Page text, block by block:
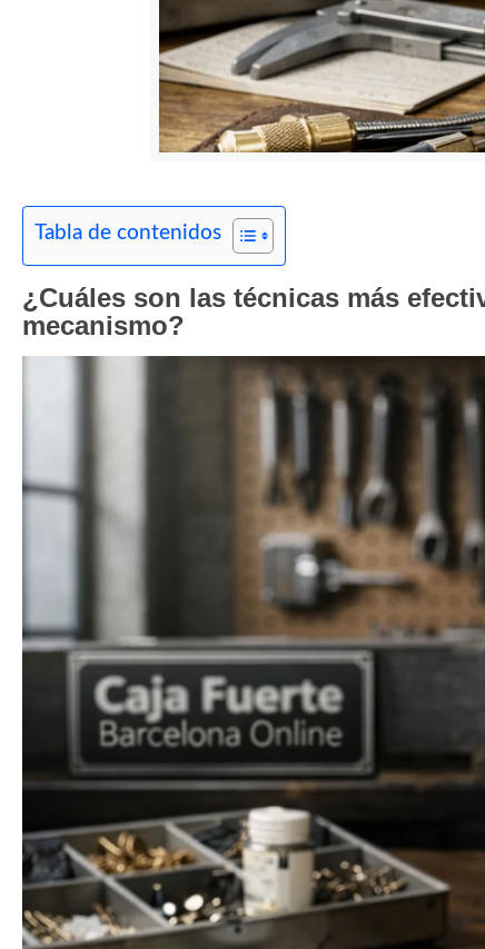
Tabla de contenidos
¿Cuáles son las técnicas más
mecanismo?